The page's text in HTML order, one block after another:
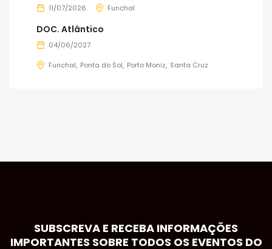
11/07/2026 Funchal
DOC. Atlântico
04/06/2027
Funchal Ponta do Sol Porto Moniz Santa Cruz
SUBSCREVA E RECEBA INFORMAÇÕES
IMPORTANTES SOBRE TODOS OS EVENTOS DO